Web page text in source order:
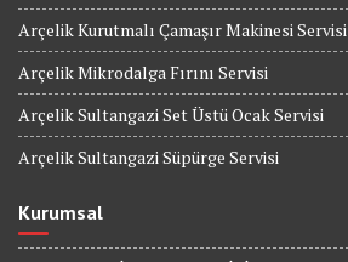
Arçelik Kurutmalı Çamaşır Makinesi Servisi
Arçelik Mikrodalga Fırını Servisi
Arçelik Sultangazi Set Üstü Ocak Servisi
Arçelik Sultangazi Süpürge Servisi
Kurumsal